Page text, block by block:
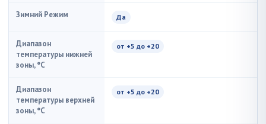
Зимний Режим Да
Диапазон
температуры нижней
зоны, °C
от +5 до +20
Диапазон
температуры верхней
зоны, °C
от +5 до +20